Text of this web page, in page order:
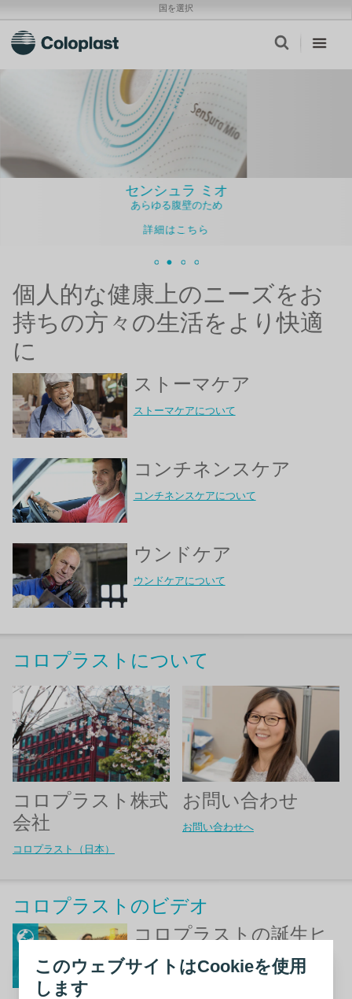
このウェブサイトはCookieを使用
します
国を選択
センシュラ ミオ
あらゆる腹壁のため
詳細はこちら
個人的な健康上のニーズをお
持ちの方々の生活をより快適
に
ストーマケア
ストーマケアについて
コンチネンスケア
コンチネンスケアについて
ウンドケア
ウンドケアについて
コロプラストについて
コロプラスト株式
会社
コロプラスト（日本）
お問い合わせ
お問い合わせへ
コロプラストのビデオ
コロプラストの誕生ヒ
ストリー
動画を観る